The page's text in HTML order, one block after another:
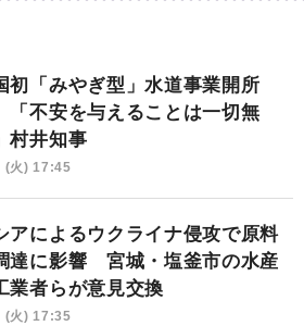
初「みやぎ型」水道事業開所
不安を与えることは一切無
村井知事
(火) 17:45
アによるウクライナ侵攻で原料
達に影響 宮城・塩釜市の水産
業者らが意見交換
(火) 17:35